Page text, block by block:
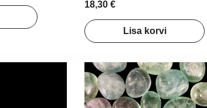
18,30 €
Lisa korvi